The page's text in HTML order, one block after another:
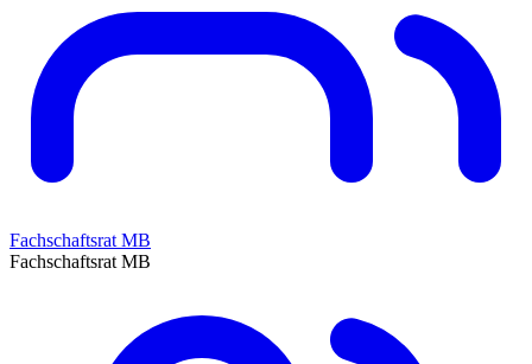
Fachschaftsrat MB
Fachschaftsrat MB